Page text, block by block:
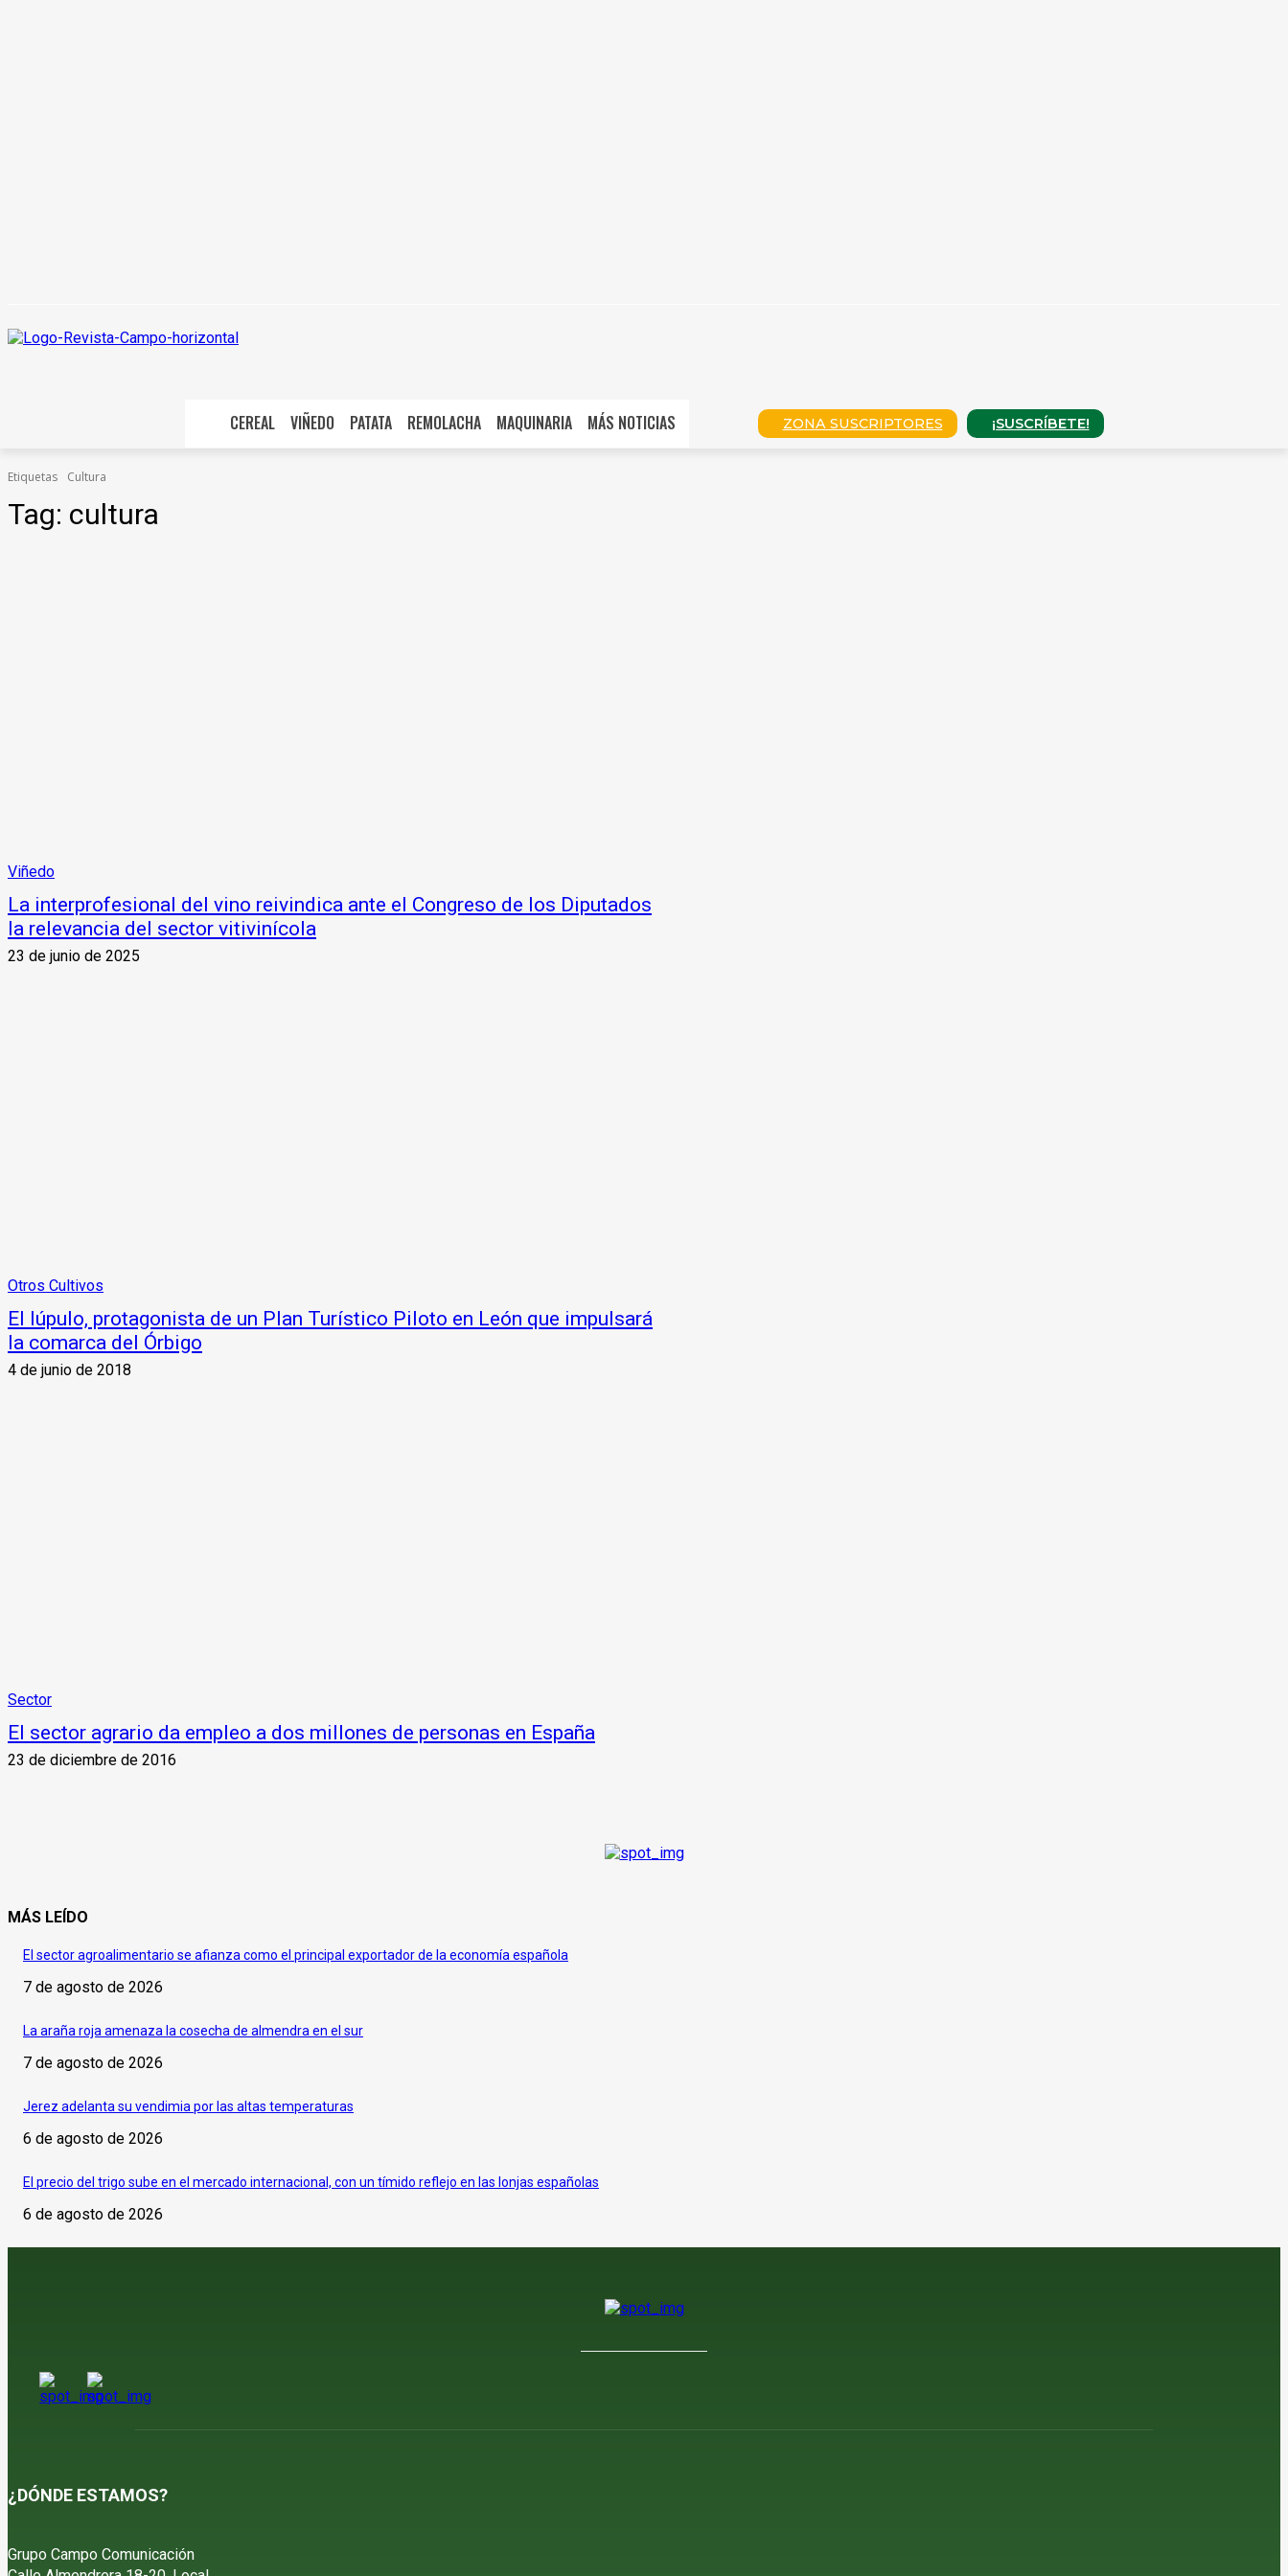
CEREAL VIÑEDO PATATA REMOLACHA MAQUINARIA MÁS NOTICIAS ZONA SUSCRIPTORES ¡SUSCRÍBETE!
Etiquetas Cultura
Tag: cultura
Viñedo
La interprofesional del vino reivindica ante el Congreso de los Diputados
la relevancia del sector vitivinícola
23 de junio de 2025
Otros Cultivos
El lúpulo, protagonista de un Plan Turístico Piloto en León que impulsará
la comarca del Órbigo
4 de junio de 2018
Sector
El sector agrario da empleo a dos millones de personas en España
23 de diciembre de 2016
MÁS LEÍDO
El sector agroalimentario se afianza como el principal exportador de la economía española
7 de agosto de 2026
La araña roja amenaza la cosecha de almendra en el sur
7 de agosto de 2026
Jerez adelanta su vendimia por las altas temperaturas
6 de agosto de 2026
El precio del trigo sube en el mercado internacional, con un tímido reflejo en las lonjas españolas
6 de agosto de 2026
¿DÓNDE ESTAMOS?
Grupo Campo Comunicación